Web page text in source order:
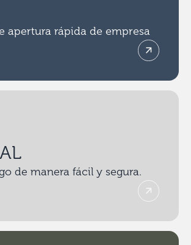
apertura rápida de empresa
de manera fácil y segura.